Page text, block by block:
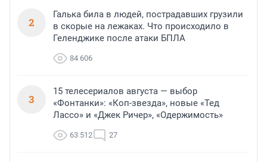
2
Галька била в людей, пострадавших грузили
в скорые на лежаках. Что происходило в
Геленджике после атаки БПЛА
84 606
3
15 телесериалов августа — выбор
«Фонтанки»: «Коп-звезда», новые «Тед
Лассо» и «Джек Ричер», «Одержимость»
63 512 27